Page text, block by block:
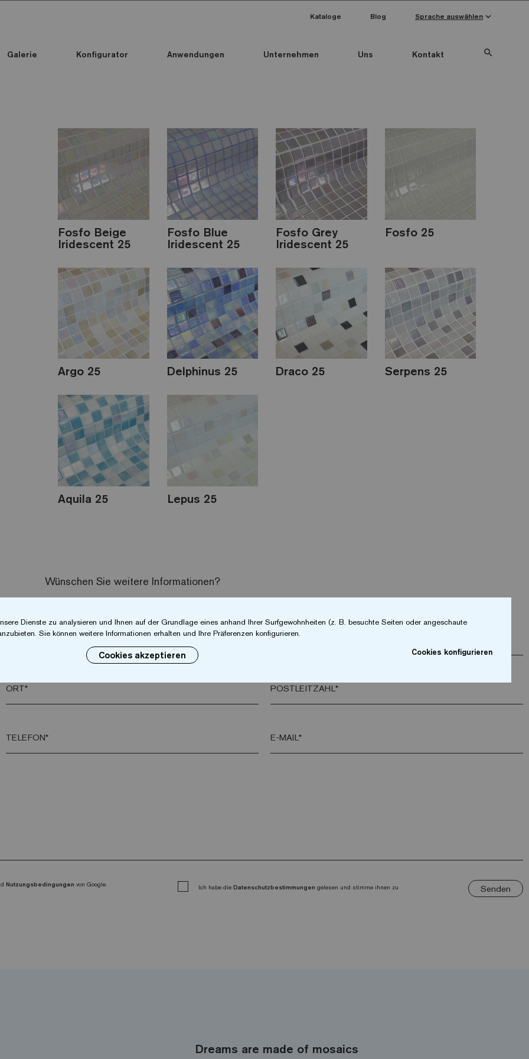
Galerie Konfigurator Anwendungen Unternehmen Uns Kontakt search
Kataloge Blog Sprache auswählen keyboard_arrow_down
Fosfo Beige
Iridescent 25
Fosfo Blue
Iridescent 25
Fosfo Grey
Iridescent 25
Fosfo 25
Argo 25 Delphinus 25 Draco 25 Serpens 25
Aquila 25 Lepus 25
Wünschen Sie weitere Informationen?
NACHNAME* FIRMA*
ORT* POSTLEITZAHL*
TELEFON* E-MAIL*
Nutzungsbedingungen von Google. Ich habe die Datenschutzbestimmungen gelesen und stimme ihnen zu Senden
Dreams are made of mosaics
Dienste zu analysieren und Ihnen auf der Grundlage eines anhand Ihrer Surfgewohnheiten (z. B. besuchte Seiten oder angeschaute
Sie können weitere Informationen erhalten und Ihre Präferenzen konfigurieren.
Cookies akzeptieren Cookies konfigurieren